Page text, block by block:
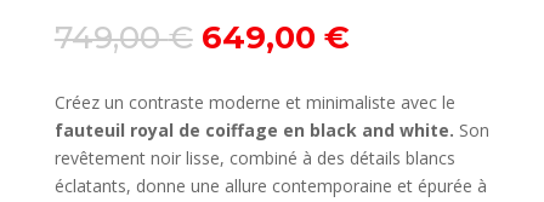
749,00€ Le
initial
était :
749,00 €.
649,00 €Le
actuel
est :
649,00 €.
Créez un contraste moderne et minimaliste avec le
fauteuil royal de coiffage en black and white. Son
revêtement noir lisse, combiné à des détails blancs
éclatants, donne une allure contemporaine et épurée à